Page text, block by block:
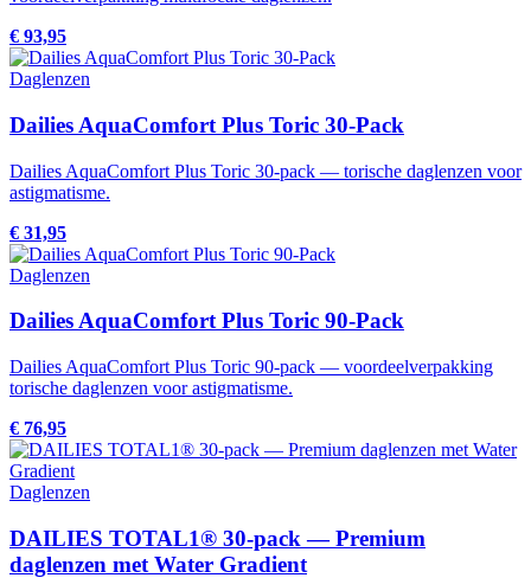
€ 93,95
Daglenzen
Dailies AquaComfort Plus Toric 30-Pack
Dailies AquaComfort Plus Toric 30-pack — torische daglenzen voor
astigmatisme.
€ 31,95
Daglenzen
Dailies AquaComfort Plus Toric 90-Pack
Dailies AquaComfort Plus Toric 90-pack — voordeelverpakking
torische daglenzen voor astigmatisme.
€ 76,95
Daglenzen
DAILIES TOTAL1® 30-pack — Premium
daglenzen met Water Gradient